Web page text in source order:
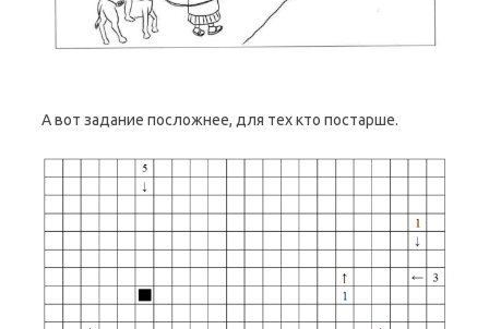
А вот задание посложнее, для тех кто постарше.